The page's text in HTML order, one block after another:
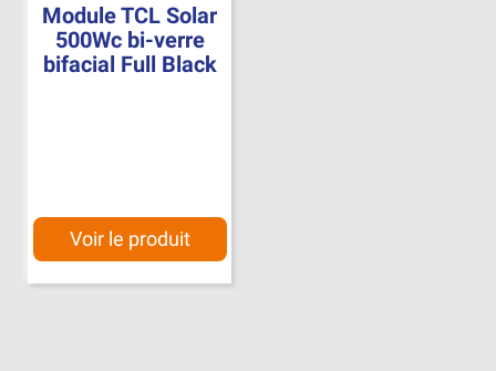
Module TCL Solar
500Wc bi-verre
bifacial Full Black
Voir le produit